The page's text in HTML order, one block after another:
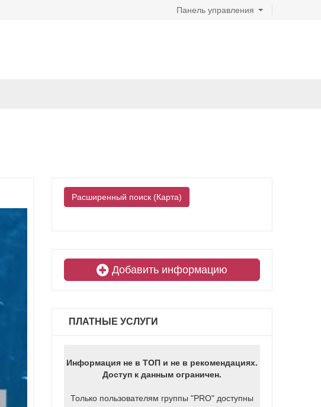
Панель управления
Расширенный поиск (Карта)
Добавить информацию
ПЛАТНЫЕ УСЛУГИ
Информация не в ТОП и не в рекомендациях.
Доступ к данным ограничен.
Только пользователям группы "PRO" доступны